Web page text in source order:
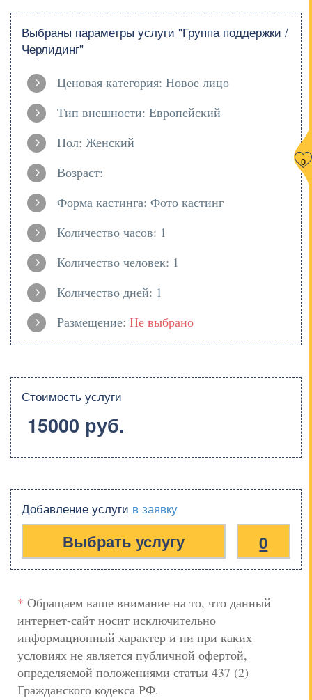
0
Выбраны параметры услуги "Группа поддержки /
Черлидинг"
Ценовая категория: Новое лицо
Тип внешности: Европейский
Пол: Женский
Возраст:
Форма кастинга: Фото кастинг
Количество часов: 1
Количество человек: 1
Количество дней: 1
Размещение: Не выбрано
Стоимость услуги
15000 руб.
Добавление услуги в заявку
0
* Обращаем ваше внимание на то, что данный
интернет-сайт носит исключительно
информационный характер и ни при каких
условиях не является публичной офертой,
определяемой положениями статьи 437 (2)
Гражданского кодекса РФ.